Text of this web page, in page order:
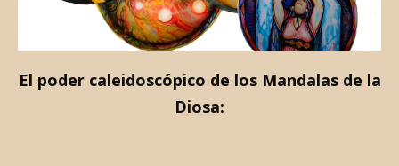
El poder caleidoscópico de los Mandalas de la
Diosa: